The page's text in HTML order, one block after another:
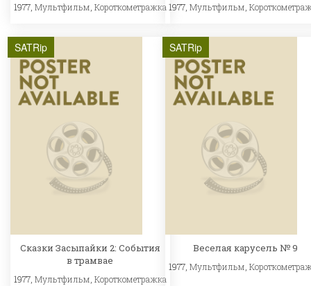
1977, Мультфильм Короткометражка 1977,Мультфильм ,
SATRip
Сказки Засыпайки 2: События
в трамвае
1977, Мультфильм, Короткометражка
SATRip
Веселая карусель № 9
1977,Мультфильм,